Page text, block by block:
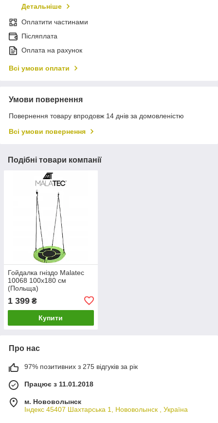
Детальніше
Оплатити частинами
Післяплата
Оплата на рахунок
Всі умови оплати
Умови повернення
Повернення товару впродовж 14 днів за домовленістю
Всі умови повернення
Подібні товари компанії
Гойдалка гніздо Malatec
10068 100x180 см
(Польща)
1 399 ₴
Купити
Про нас
97% позитивних з 275 відгуків за рік
Працює з 11.01.2018
м. Нововолынск
Індекс 45407 Шахтарська 1, Нововолынск , Україна